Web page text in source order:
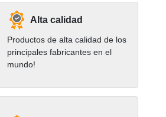
Alta calidad
Productos de alta calidad de los
principales fabricantes en el
mundo!